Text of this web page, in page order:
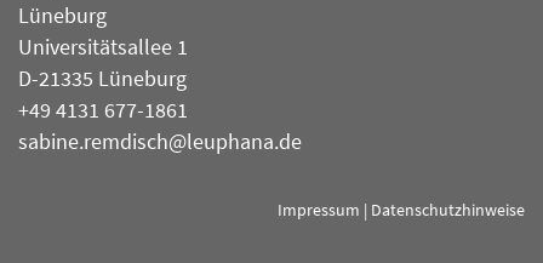
Lüneburg
Universitätsallee 1
D-21335 Lüneburg
+49 4131 677-1861
sabine.remdisch@leuphana.de
Impressum | Datenschutzhinweise